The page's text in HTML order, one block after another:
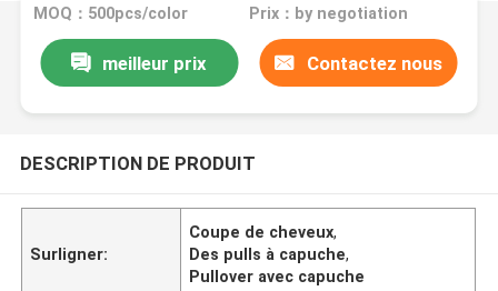
MOQ：500pcs/color Prix：by negotiation
meilleur prix Contactez nous
DESCRIPTION DE PRODUIT
Surligner:
Coupe de cheveux,
Des pulls à capuche,
Pullover avec capuche